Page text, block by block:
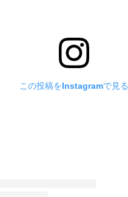
この投稿をInstagramで見る
か
ら